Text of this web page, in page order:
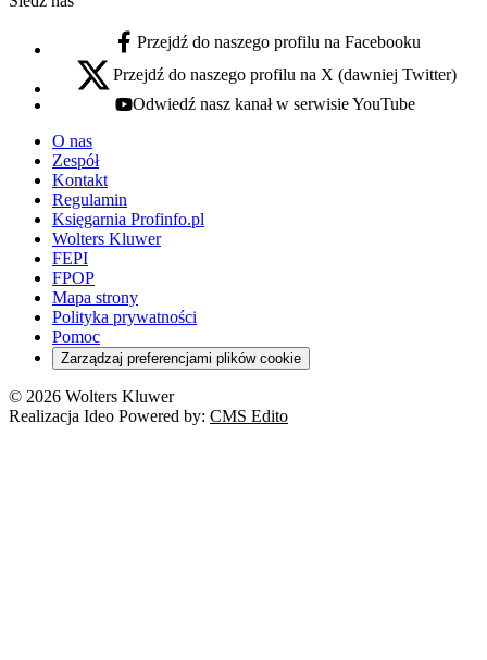
facebook - otwiera się w nowej karcie
Przejdź do naszego profilu na Facebooku
x - otwiera się w nowej karcie
Przejdź do naszego profilu na X (dawniej Twitter)
youtube - otwiera się w nowej karcie
Odwiedź nasz kanał w serwisie YouTube
O nas
Zespół
Kontakt
Regulamin
Księgarnia Profinfo.pl
Wolters Kluwer
FEPI
FPOP
Mapa strony
Polityka prywatności
Pomoc
Zarządzaj preferencjami plików cookie
© 2026 Wolters Kluwer
Realizacja Ideo Powered by: CMS Edito